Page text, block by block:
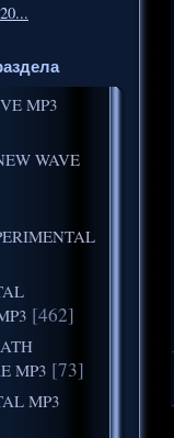
MP3
WAVE
[462]
MP3 [73]
MP3